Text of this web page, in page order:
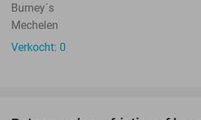
Burney´s
Mechelen
Verkocht: 0